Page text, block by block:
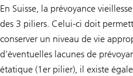
En Suisse, la prévoyance
des 3 piliers. Celui-ci doit
conserver un niveau de vie
d’éventuelles lacunes de
étatique (1er pilier), il existe